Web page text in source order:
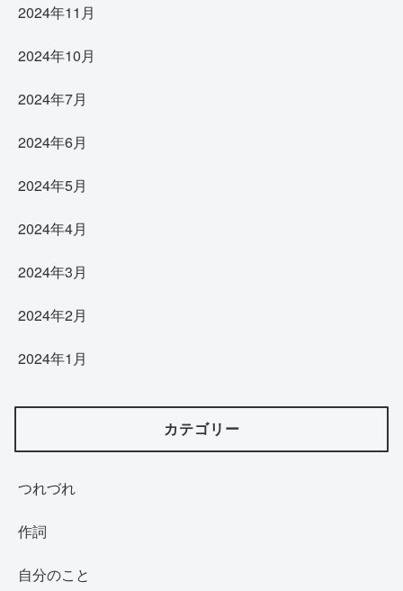
2024年11月
2024年10月
2024年7月
2024年6月
2024年5月
2024年4月
2024年3月
2024年2月
2024年1月
カテゴリー
つれづれ
作詞
自分のこと